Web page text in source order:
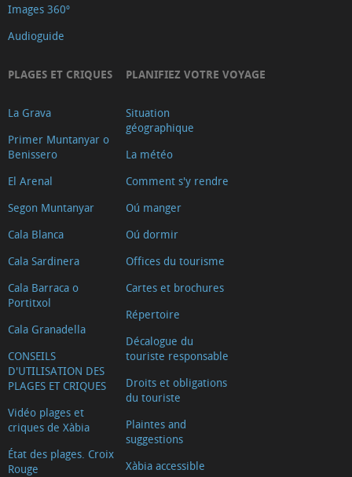
Images 360º
Audioguide
PLAGES ET CRIQUES
La Grava
Primer Muntanyar o
Benissero
El Arenal
Segon Muntanyar
Cala Blanca
Cala Sardinera
Cala Barraca o
Portitxol
Cala Granadella
CONSEILS
D'UTILISATION DES
PLAGES ET CRIQUES
Vidéo plages et
criques de Xàbia
État des plages. Croix
Rouge
PLANIFIEZ VOTRE VOYAGE
Situation
géographique
La météo
Comment s'y rendre
Oú manger
Oú dormir
Offices du tourisme
Cartes et brochures
Répertoire
Décalogue du
touriste responsable
Droits et obligations
du touriste
Plaintes and
suggestions
Xàbia accessible